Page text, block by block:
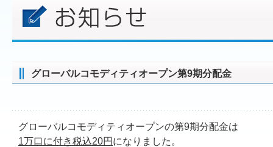
グローバルコモディティオープン第9期分配金
グローバルコモディティオープンの第9期分配金は
1万口に付き税込20円 になりました。